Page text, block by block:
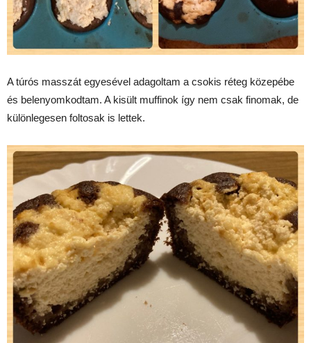
A túrós masszát egyesével adagoltam a csokis réteg közepébe
és belenyomkodtam. A kisült muffinok így nem csak finomak, de
különlegesen foltosak is lettek.